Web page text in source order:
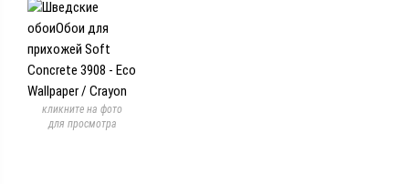
кликните на фото
для просмотра